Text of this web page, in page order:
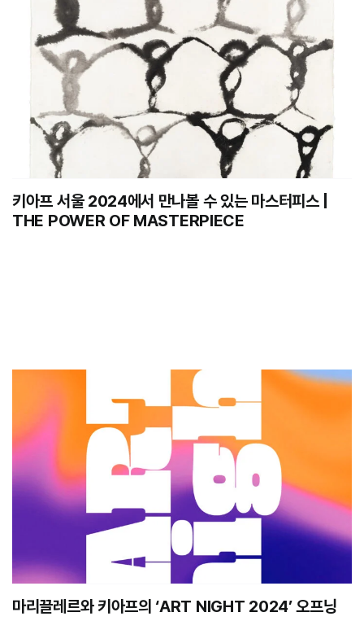
키아프 서울 2024에서 만나볼 수 있는 마스터피스 |
THE POWER OF MASTERPIECE
마리끌레르와 키아프의 ‘ART NIGHT 2024’ 오프닝